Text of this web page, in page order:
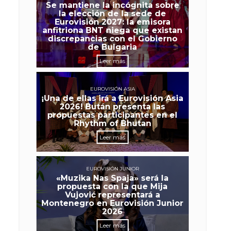
Se mantiene la incógnita sobre
la elección de la sede de
Eurovisión 2027: la emisora
anfitriona BNT niega que existan
discrepancias con el Gobierno
de Bulgaria
Leer más
EUROVISIÓN ASIA
¡Una de ellas irá a Eurovisión Asia
2026! Bután presenta las
propuestas participantes en el
Rhythm of Bhutan
Leer más
EUROVISIÓN JUNIOR
«Muzika Nas Spaja» será la
propuesta con la que Mija
Vujović representará a
Montenegro en Eurovisión Junior
2026
Leer más